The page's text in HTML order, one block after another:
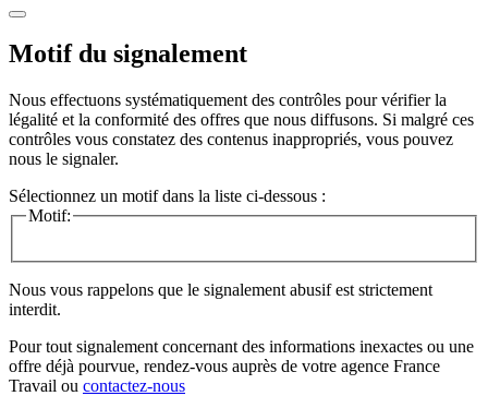
Motif du signalement
Nous effectuons systématiquement des contrôles pour vérifier la
légalité et la conformité des offres que nous diffusons. Si malgré ces
contrôles vous constatez des contenus inappropriés, vous pouvez
nous le signaler.
Sélectionnez un motif dans la liste ci-dessous :
Motif:
Nous vous rappelons que le signalement abusif est strictement
interdit.
Pour tout signalement concernant des informations inexactes ou une
offre déjà pourvue, rendez-vous auprès de votre agence France
Travail ou contactez-nous